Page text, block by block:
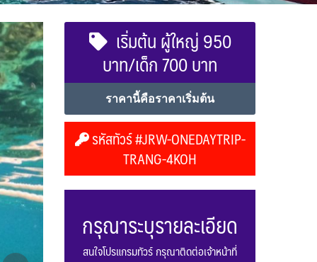
เริ่มต้น ผู้ใหญ่ 950
บาท/เด็ก 700 บาท
ราคานี้คือราคาเริ่มต้น
รหัสทัวร์ #JRW-ONEDAYTRIP-
TRANG-4KOH
กรุณาระบุรายละเอียด
สนใจโปรแกรมทัวร์ กรุณาติดต่อเจ้าหน้าที่